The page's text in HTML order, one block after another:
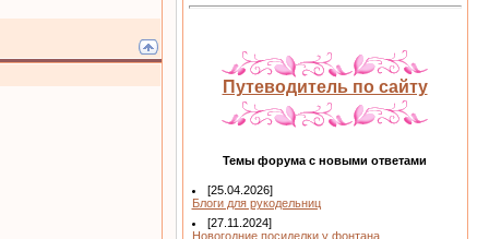
Путеводитель по сайту
Темы форума с новыми ответами
[25.04.2026]
Блоги для рукодельниц
[27.11.2024]
Новогодние посиделки у фонтана